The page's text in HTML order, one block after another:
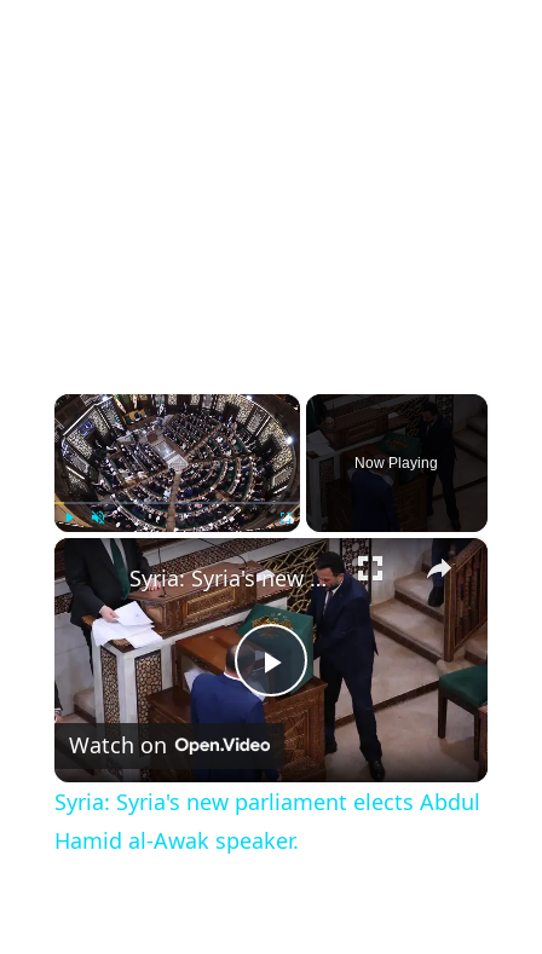
×
Unmute Fullscreen
Now Playing
×
Play
Video
Syria: Syria's new parliament elects Abdul Hamid al-Awak speaker.
Watch on
Syria: Syria's new parliament elects Abdul
Hamid al-Awak speaker.